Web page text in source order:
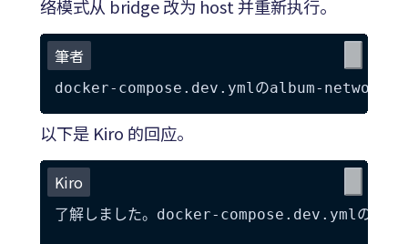
络模式从 bridge 改为 host 并重新执行。
筆者
以下是 Kiro 的回应。
Kiro
了解しました。docker-compose.dev.ymlの